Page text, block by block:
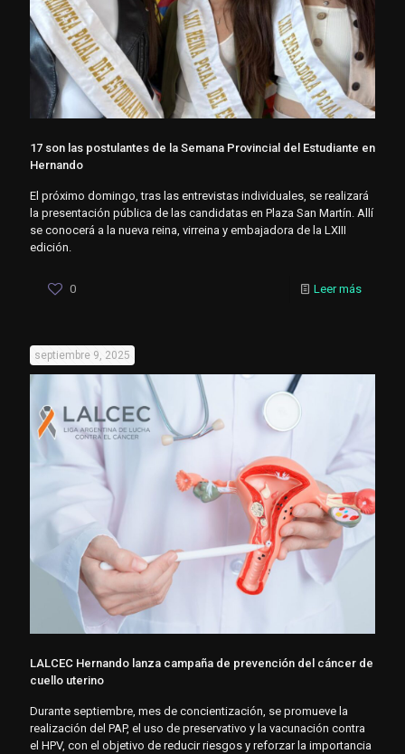
17 son las postulantes de la Semana Provincial del Estudiante en
Hernando
El próximo domingo, tras las entrevistas individuales, se realizará
la presentación pública de las candidatas en Plaza San Martín. Allí
se conocerá a la nueva reina, virreina y embajadora de la LXIII
edición.
0 Leer más
septiembre 9, 2025
LALCEC Hernando lanza campaña de prevención del cáncer de
cuello uterino
Durante septiembre, mes de concientización, se promueve la
realización del PAP, el uso de preservativo y la vacunación contra
el HPV, con el objetivo de reducir riesgos y reforzar la importancia